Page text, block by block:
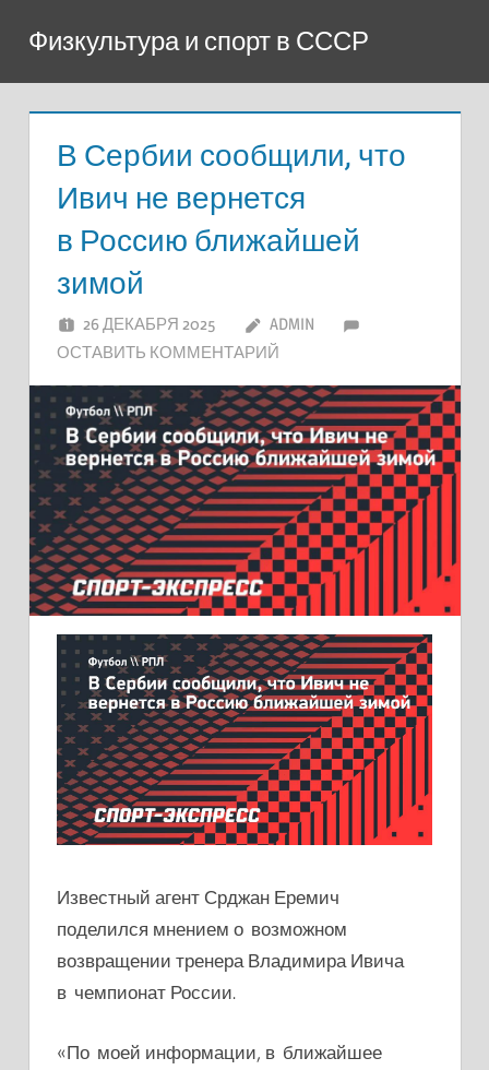
содержимому
Физкультура и спорт в СССР
В Сербии сообщили, что
Ивич не вернется
в Россию ближайшей
зимой
26 ДЕКАБРЯ 2025
ADMIN
ОСТАВИТЬ КОММЕНТАРИЙ
Известный агент Срджан Еремич
поделился мнением о возможном
возвращении тренера Владимира Ивича
в чемпионат России.
«По моей информации, в ближайшее